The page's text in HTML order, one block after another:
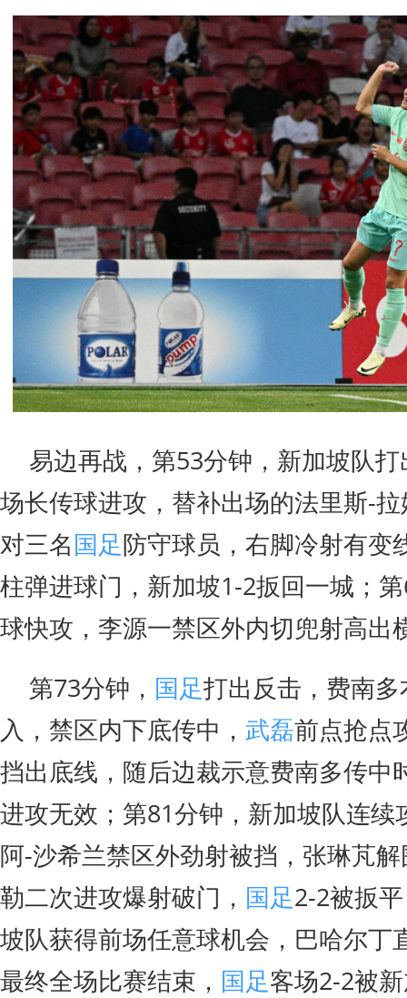
易边再战，第53分钟，新加坡队
场长传球进攻，替补出场的法里斯-
对三名国足防守球员，右脚冷射有变
柱弹进球门，新加坡1-2扳回一城；
球快攻，李源一禁区外内切兜射高出
第73分钟， 国足打出反击，费南
入，禁区内下底传中， 武磊前点抢点
挡出底线，随后边裁示意费南多传中
进攻无效；第81分钟，新加坡队连续
阿-沙希兰禁区外劲射被挡，张琳芃
勒二次进攻爆射破门， 国足2-2被扳
坡队获得前场任意球机会，巴哈尔丁
最终全场比赛结束， 国足客场2-2被